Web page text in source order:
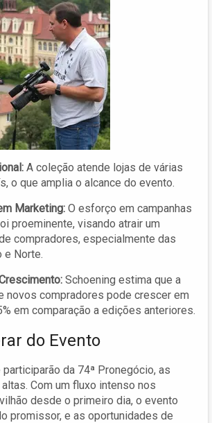
A coleção atende lojas de várias
o que amplia o alcance do evento.
Marketing: O esforço em campanhas
proeminente, visando atrair um
compradores, especialmente das
e Norte.
Schoening estima que a
novos compradores pode crescer em
em comparação a edições anteriores.
do Evento
da 74ª Pronegócio, as
Com um fluxo intenso nos
desde o primeiro dia, o evento
promissor, e as oportunidades de